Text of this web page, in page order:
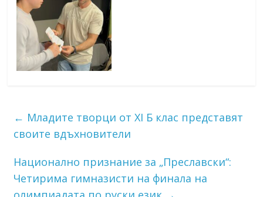
← Младите творци от XI Б клас представят
своите вдъхновители
Национално признание за „Преславски“:
Четирима гимназисти на финала на